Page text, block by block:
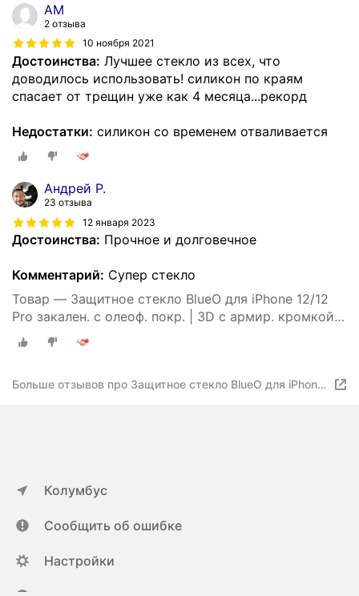
АМ
2 отзыва
10 ноября 2021
Достоинства: Лучшее стекло из всех, что
доводилось использовать! силикон по краям
спасает от трещин уже как 4 месяца...рекорд
Недостатки: силикон со временем отваливается
Андрей Р.
23 отзыва
12 января 2023
Достоинства: Прочное и долговечное
Комментарий: Супер стекло
Товар — Защитное стекло BlueO для iPhone 12/12
Pro закален. с олеоф. покр. | 3D с армир. кромкой
черное 0.26мм
Больше отзывов про Защитное стекло BlueO для iPhone
Колумбус
Сообщить об ошибке
Настройки